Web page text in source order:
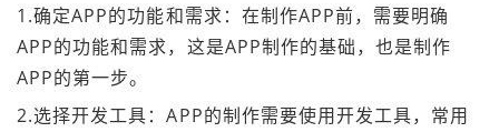
1.确定APP的功能和需求：在制作APP前，需要明确
APP的功能和需求，这是APP制作的基础，也是制作
APP的第一步。
2.选择开发工具：APP的制作需要使用开发工具，常用